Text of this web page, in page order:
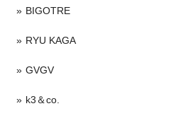
BIGOTRE
RYU KAGA
GVGV
k3＆co.